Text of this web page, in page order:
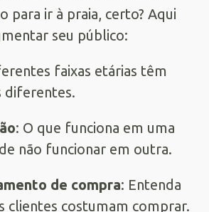
para ir à praia, certo? Aqui
seu público:
faixas etárias têm
diferentes.
: O que funciona em uma
não funcionar em outra.
de compra: Entenda
clientes costumam comprar.